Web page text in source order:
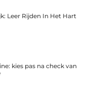
Leer Rijden In Het Hart
kies pas na check van